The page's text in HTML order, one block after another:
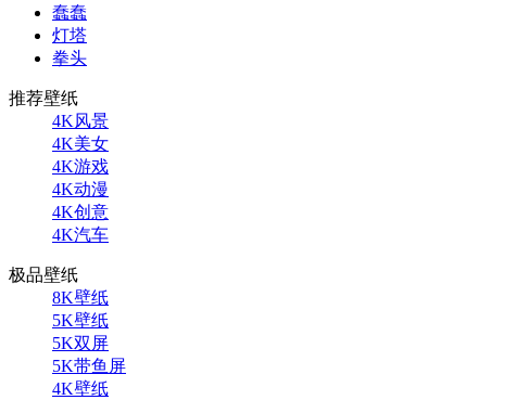
蠢蠢
灯塔
拳头
推荐壁纸
4K风景
4K美女
4K游戏
4K动漫
4K创意
4K汽车
极品壁纸
8K壁纸
5K壁纸
5K双屏
5K带鱼屏
4K壁纸